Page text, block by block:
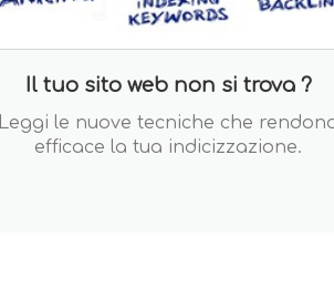
Il tuo sito web non si trova ?
Leggi le nuove tecniche che
efficace la tua indicizzazione.